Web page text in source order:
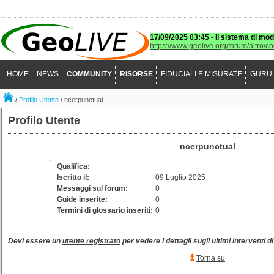
17/09/2025 03:45 -
Il sistema di
https://www.geolive.org/forum/altro/
HOME NEWS COMMUNITY RISORSE FIDUCIALI E MISURATE GURU
/Profilo Utente /ncerpunctual
Profilo Utente
ncerpunctual
Qualifica:
Iscritto il:
09 Luglio 2025
Messaggi sul forum:
0
Guide inserite:
0
Termini di glossario inseriti: 0
Devi essere un utente registrato per vedere i dettagli sugli ultimi interventi
Torna su